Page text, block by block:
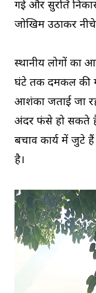
गई और सुरक्षित
जोखिम उठाकर
स्थानीय लोगों
घंटे तक दमकल की
आशंका जताई जा
अंदर फंसे हो सकते
बचाव कार्य में जुटे
है।
V
d